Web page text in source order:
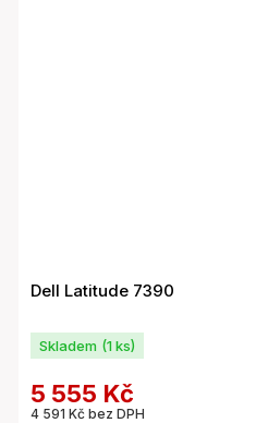
Dell Latitude 7390
Skladem (1 ks)
4 591 Kč bez DPH
5 555 Kč